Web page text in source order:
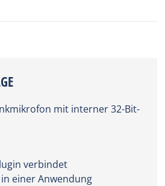
mit interner 32-Bit-
verbindet
einer Anwendung